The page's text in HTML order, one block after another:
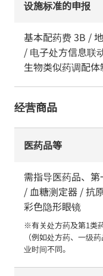
设施标准的申报
基本配药费 3B /
/ 电子处方信息联
生物类似药调配体
经营商品
医药品等
需指导医药品、
/ 血糖测定器 / 抗
彩色隐形眼镜
※有关处方药及第1类
（例如处方药、一级
业时间不同。